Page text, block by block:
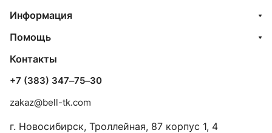
Информация
Помощь
Контакты
+7 (383) 347‒75‒30
zakaz@bell-tk.com
г. Новосибирск, ​Троллейная, 87 корпус 1, 4